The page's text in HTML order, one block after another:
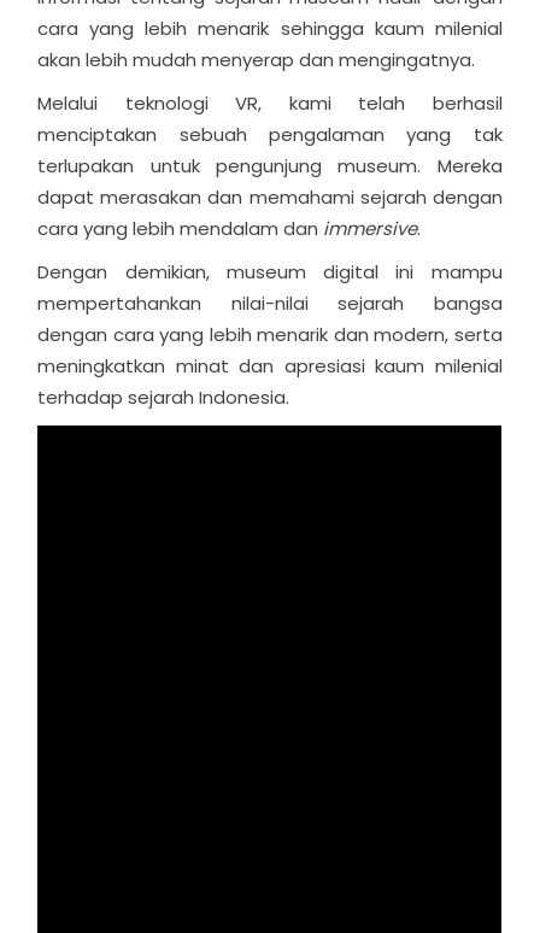
cara yang lebih menarik sehingga kaum milenial
akan lebih mudah menyerap dan mengingatnya.
Melalui teknologi VR, kami telah berhasil
menciptakan sebuah pengalaman yang tak
terlupakan untuk pengunjung museum. Mereka
dapat merasakan dan memahami sejarah dengan
cara yang lebih mendalam dan immersive.
Dengan demikian, museum digital ini mampu
mempertahankan nilai-nilai sejarah bangsa
dengan cara yang lebih menarik dan modern, serta
meningkatkan minat dan apresiasi kaum milenial
terhadap sejarah Indonesia.